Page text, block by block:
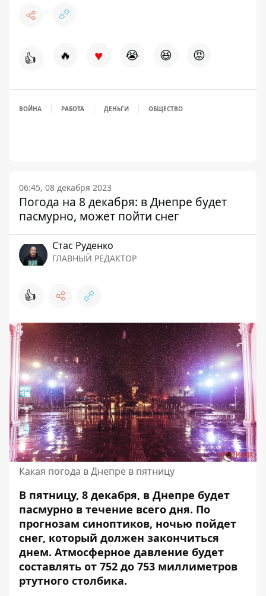
👍 🔥 ♥ 😭 😆 😡
ВОЙНА РАБОТА ДЕНЬГИ ОБЩЕСТВО
06:45, 08 декабря 2023
Погода на 8 декабря: в Днепре будет
пасмурно, может пойти снег
Стаc Руденко
ГЛАВНЫЙ РЕДАКТОР
👍
Какая погода в Днепре в пятницу
В пятницу, 8 декабря, в Днепре будет
пасмурно в течение всего дня. По
прогнозам синоптиков, ночью пойдет
снег, который должен закончиться
днем. Атмосферное давление будет
составлять от 752 до 753 миллиметров
ртутного столбика.